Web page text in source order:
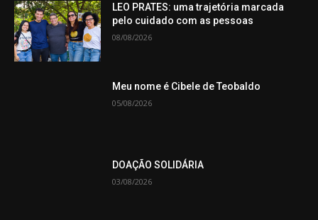
LEO PRATES: uma trajetória marcada
pelo cuidado com as pessoas
08/08/2026
Meu nome é Cibele de Teobaldo
05/08/2026
DOAÇÃO SOLIDÁRIA
03/08/2026